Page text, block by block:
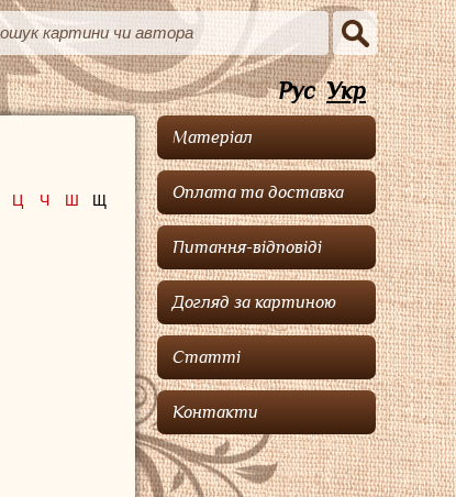
Рус Укр
Ц Ч Ш
Щ
Матеріал
Оплата та доставка
Питання-відповіді
Догляд за картиною
Статті
Контакти